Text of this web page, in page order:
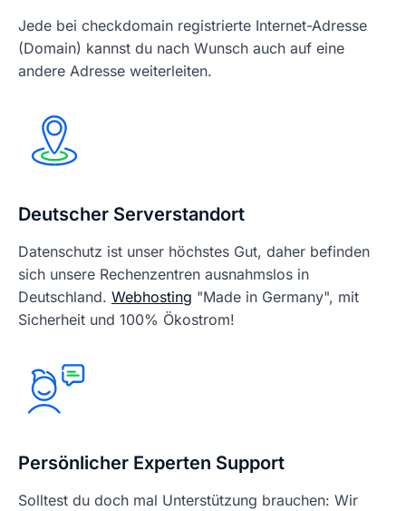
Jede bei checkdomain registrierte Internet-Adresse
(Domain) kannst du nach Wunsch auch auf eine
andere Adresse weiterleiten.
Deutscher Serverstandort
Datenschutz ist unser höchstes Gut, daher befinden
sich unsere Rechenzentren ausnahmslos in
Deutschland. Webhosting "Made in Germany", mit
Sicherheit und 100% Ökostrom!
Persönlicher Experten Support
Solltest du doch mal Unterstützung brauchen: Wir